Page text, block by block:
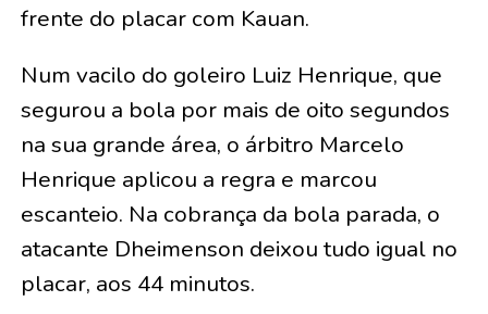
frente do placar com Kauan.
Num vacilo do goleiro Luiz Henrique, que
segurou a bola por mais de oito segundos
na sua grande área, o árbitro Marcelo
Henrique aplicou a regra e marcou
escanteio. Na cobrança da bola parada, o
atacante Dheimenson deixou tudo igual no
placar, aos 44 minutos.